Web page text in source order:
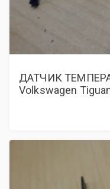
ДАТЧИК
Volkswagen